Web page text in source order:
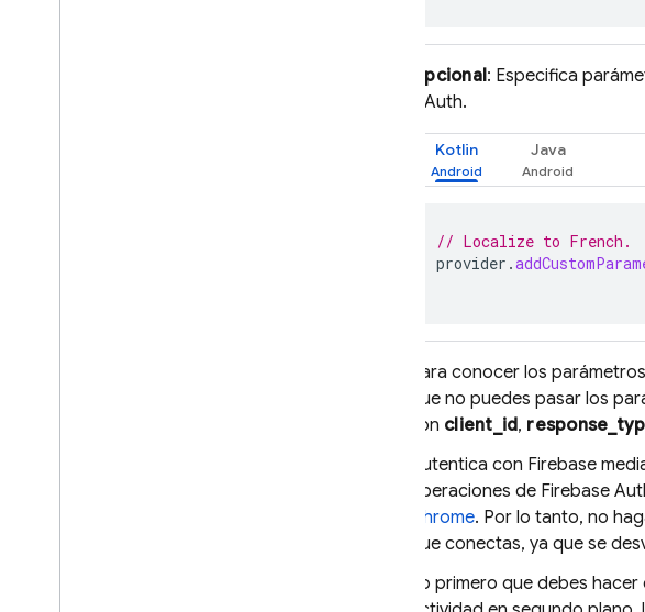
Opcional: Especifica
OAuth.
Kotlin Java
// Localize to French.
provider .
Para conocer los
que no puedes pasar los
son client_id,
Autentica con Firebase
operaciones de Firebase
Chrome. Por lo tanto, no
que conectas, ya que se
Lo primero que debes